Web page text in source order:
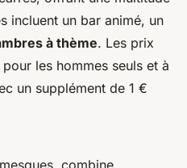
incluent un bar animé, un
à thème. Les prix
les hommes seuls et à
un supplément de 1 €